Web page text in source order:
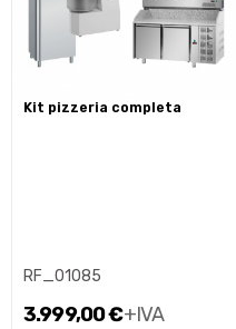
kit pizzeria completa
RF_01085
3.999,00 €+IVA